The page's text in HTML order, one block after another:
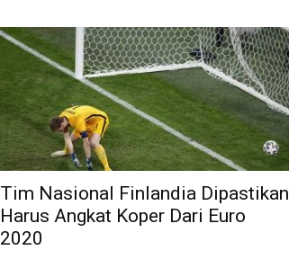
Tim Nasional Finlandia Dipastikan
Harus Angkat Koper Dari Euro
2020